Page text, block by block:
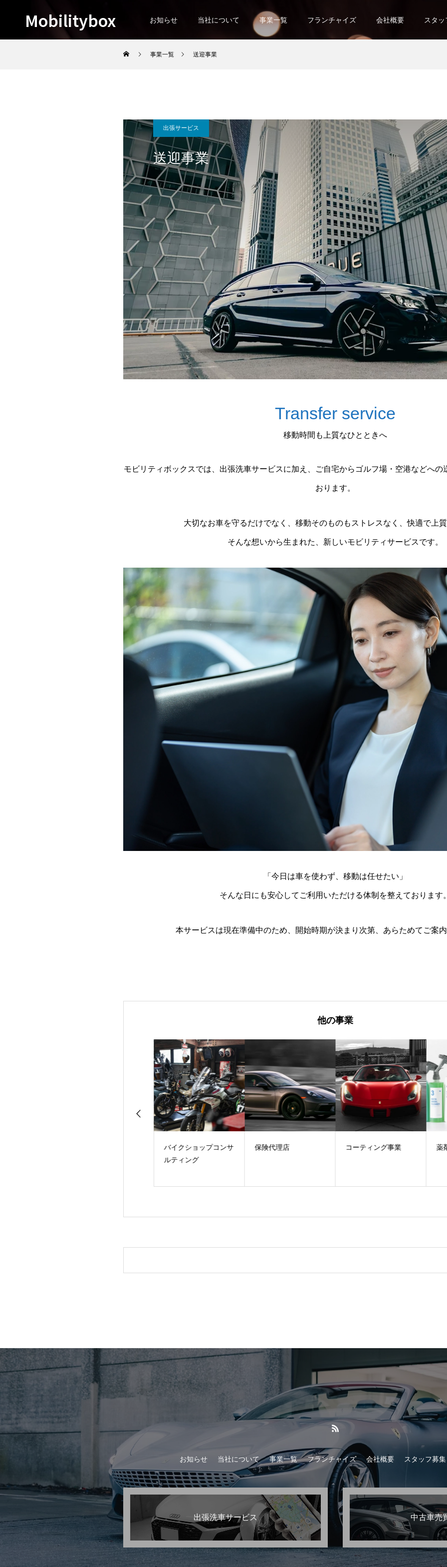
Mobilitybox お知らせ 当社について 事業一覧 フランチャイズ 会社概要 スタ
事業一覧 送迎事業
出張サービス
送迎事業
Transfer service
移動時間も上質なひとときへ
モビリティボックスでは、出張洗車サービスに加え、ご自宅からゴルフ場・空港などへの
おります。
大切なお車を守るだけでなく、移動そのものもストレスなく、快適で上
そんな想いから生まれた、新しいモビリティサービスです。
「今日は車を使わず、移動は任せたい」
そんな日にも安心してご利用いただける体制を整えております
本サービスは現在準備中のため、開始時期が決まり次第、あらためてご案
他の事業
バイクショップコンサ
ルティング
保険代理店 コーティング事業 薬
お知らせ 当社について 事業一覧 フランチャイズ 会社概要 スタッフ募集
出張洗車サービス 中古車売